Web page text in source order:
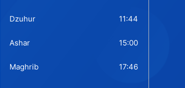
Dzuhur 11:44
Ashar 15:00
Maghrib 17:46